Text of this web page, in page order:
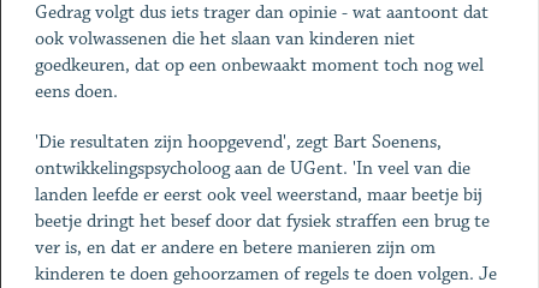
Gedrag volgt dus iets trager dan opinie - wat aantoont dat
ook volwassenen die het slaan van kinderen niet
goedkeuren, dat op een onbewaakt moment toch nog wel
eens doen.
'Die resultaten zijn hoopgevend', zegt Bart Soenens,
ontwikkelingspsycholoog aan de UGent. 'In veel van die
landen leefde er eerst ook veel weerstand, maar beetje bij
beetje dringt het besef door dat fysiek straffen een brug te
ver is, en dat er andere en betere manieren zijn om
kinderen te doen gehoorzamen of regels te doen volgen. Je